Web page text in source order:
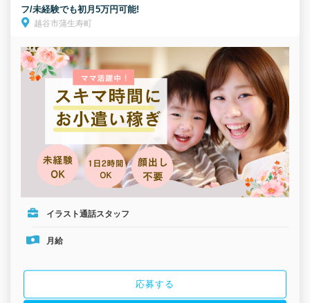
フ/未経験でも初月5万円可能!
越谷市蒲生寿町
イラスト通話スタッフ
月給
応募する